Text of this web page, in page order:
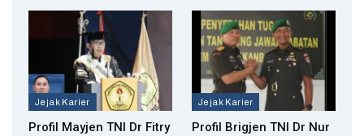
Jejak Karier
Profil Mayjen TNI Dr Fitry
Jejak Karier
Profil Brigjen TNI Dr Nur